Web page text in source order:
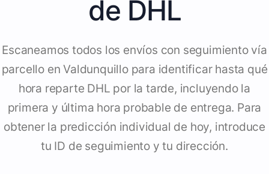
de DHL
Escaneamos todos los envíos con seguimiento vía
parcello en Valdunquillo para identificar hasta qué
hora reparte DHL por la tarde, incluyendo la
primera y última hora probable de entrega. Para
obtener la predicción individual de hoy, introduce
tu ID de seguimiento y tu dirección.